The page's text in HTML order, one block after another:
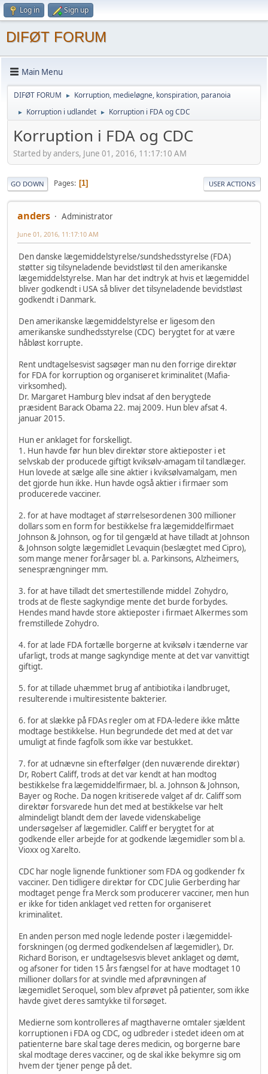
Log in Sign up
DIFØT FORUM
Main Menu
DIFØT FORUM ► Korruption, medieløgne, konspiration, paranoia
► Korruption i udlandet ► Korruption i FDA og CDC
Korruption i FDA og CDC
Started by anders, June 01, 2016, 11:17:10 AM
GO DOWN Pages 1 USER ACTIONS
anders Administrator
June 01, 2016, 11:17:10 AM
Den danske lægemiddelstyrelse/sundshedsstyrelse (FDA)
støtter sig tilsyneladende bevidstløst til den amerikanske
lægemiddelstyrelse. Man har det indtryk at hvis et lægemiddel
bliver godkendt i USA så bliver det tilsyneladende bevidstløst
godkendt i Danmark.
Den amerikanske lægemiddelstyrelse er ligesom den
amerikanske sundhedsstyrelse (CDC) berygtet for at være
håbløst korrupte.
Rent undtagelsesvist sagsøger man nu den forrige direktør
for FDA for korruption og organiseret kriminalitet (Mafia-
virksomhed).
Dr. Margaret Hamburg blev indsat af den berygtede
præsident Barack Obama 22. maj 2009. Hun blev afsat 4.
januar 2015.
Hun er anklaget for forskelligt.
1. Hun havde før hun blev direktør store aktieposter i et
selvskab der producede giftigt kviksølv-amagam til tandlæger.
Hun lovede at sælge alle sine aktier i kviksølvamalgam, men
det gjorde hun ikke. Hun havde også aktier i firmaer som
producerede vacciner.
2. for at have modtaget af størrelsesordenen 300 millioner
dollars som en form for bestikkelse fra lægemiddelfirmaet
Johnson & Johnson, og for til gengæld at have tilladt at Johnson
& Johnson solgte lægemidlet Levaquin (beslægtet med Cipro),
som mange mener forårsager bl. a. Parkinsons, Alzheimers,
senesprængninger mm.
3. for at have tilladt det smertestillende middel Zohydro,
trods at de fleste sagkyndige mente det burde forbydes.
Hendes mand havde store aktieposter i firmaet Alkermes som
fremstillede Zohydro.
4. for at lade FDA fortælle borgerne at kviksølv i tænderne var
ufarligt, trods at mange sagkyndige mente at det var vanvittigt
giftigt.
5. for at tillade uhæmmet brug af antibiotika i landbruget,
resulterende i multiresistente bakterier.
6. for at slække på FDAs regler om at FDA-ledere ikke måtte
modtage bestikkelse. Hun begrundede det med at det var
umuligt at finde fagfolk som ikke var bestukket.
7. for at udnævne sin efterfølger (den nuværende direktør)
Dr, Robert Califf, trods at det var kendt at han modtog
bestikkelse fra lægemiddelfirmaer, bl. a. Johnson & Johnson,
Bayer og Roche. Da nogen kritiserede valget af dr. Califf som
direktør forsvarede hun det med at bestikkelse var helt
almindeligt blandt dem der lavede videnskabelige
undersøgelser af lægemidler. Califf er berygtet for at
godkende eller arbejde for at godkende lægemidler som bl a.
Vioxx og Xarelto.
CDC har nogle lignende funktioner som FDA og godkender fx
vacciner. Den tidligere direktør for CDC Julie Gerberding har
modtaget penge fra Merck som producerer vacciner, men hun
er ikke for tiden anklaget ved retten for organiseret
kriminalitet.
En anden person med nogle ledende poster i lægemiddel-
forskningen (og dermed godkendelsen af lægemidler), Dr.
Richard Borison, er undtagelsesvis blevet anklaget og dømt,
og afsoner for tiden 15 års fængsel for at have modtaget 10
millioner dollars for at svindle med afprøvningen af
lægemidlet Seroquel, som blev afprøvet på patienter, som ikke
havde givet deres samtykke til forsøget.
Medierne som kontrolleres af magthaverne omtaler sjældent
korruptionen i FDA og CDC, og udbreder i stedet ideen om at
patienterne bare skal tage deres medicin, og borgerne bare
skal modtage deres vacciner, og de skal ikke bekymre sig om
hvem der tjener penge på det.